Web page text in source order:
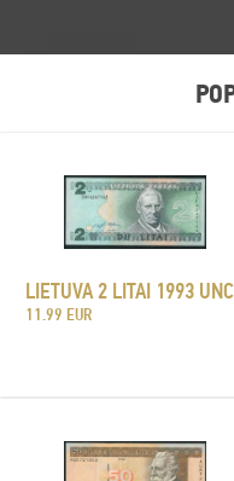
LIETUVA 2 LITAI 1993 UNC
11.99 EUR